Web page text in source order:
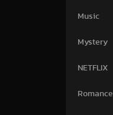
Music
Mystery
NETFLIX
Romance